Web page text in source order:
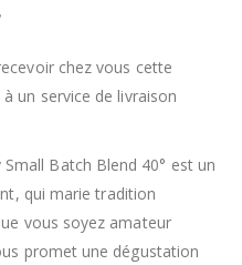
chez vous cette
un service de livraison
Batch Blend 40° est un
qui marie tradition
vous soyez amateur
promet une dégustation